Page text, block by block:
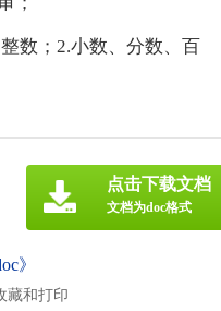
数；2.小数、分数、百
》
藏和打印
点击下载文档
文档为doc格式